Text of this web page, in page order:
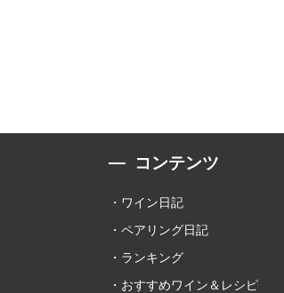
コンテンツ
ワイン日記
ペアリング日記
ランキング
おすすめワイン＆レシピ